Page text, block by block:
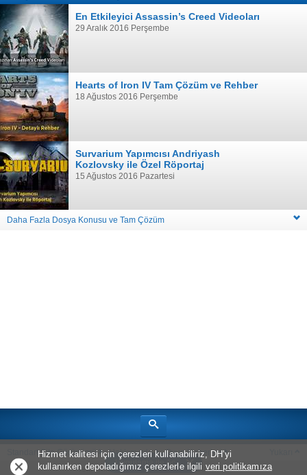
Uygulama ile Aç
En Etkileyici Assassin’s Creed Videoları
29 Aralık 2016 Perşembe
Hearts of Iron IV Tam Çözüm ve Rehber
18 Ağustos 2016 Perşembe
Survarium Yapımcısı Andriyash
Kozlovsky ile Özel Röportaj
15 Ağustos 2016 Pazartesi
Daha Fazla Dosya Konusu ve Tam Çözüm
Standart Site Görünümü Hakkımızda Oyun Haberleri
Telif Hakkı © 2026Bölüm Sonu Canavarı
Hizmet kalitesi için çerezleri kullanabiliriz, DH'yi
kullanırken depoladığımız çerezlerle ilgili veri politikamıza